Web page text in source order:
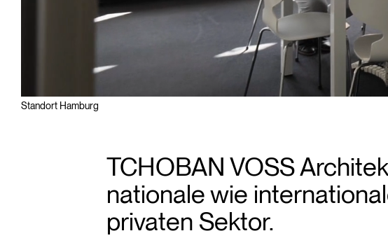
Standort Hamburg
TCHOBAN VOSS
nationale wie
privaten Sektor.